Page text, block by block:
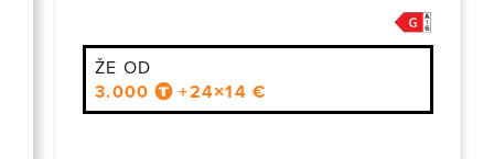
ŽE OD
3.000
+24×14 €